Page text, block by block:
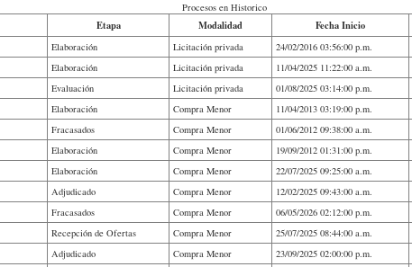
Procesos en Historico
Etapa Modalidad Fecha Inicio
Elaboración Licitación privada 24/02/2016 03:56:00 p.m.
Elaboración Licitación privada 11/04/2025 11:22:00 a.m.
Evaluación Licitación privada 01/08/2025 03:14:00 p.m.
Elaboración Compra Menor 11/04/2013 03:19:00 p.m.
Fracasados Compra Menor 01/06/2012 09:38:00 a.m.
Elaboración Compra Menor 19/09/2012 01:31:00 p.m.
Elaboración Compra Menor 22/07/2025 09:25:00 a.m.
Adjudicado Compra Menor 12/02/2025 09:43:00 a.m.
Fracasados Compra Menor 06/05/2026 02:12:00 p.m.
Recepción de Ofertas Compra Menor 25/07/2025 08:44:00 a.m.
Adjudicado Compra Menor 23/09/2025 02:00:00 p.m.